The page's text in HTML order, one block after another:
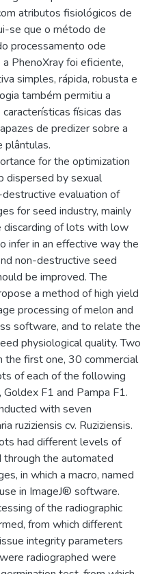
atributos fisiológicos de
se que o método de
processamento ode
PhenoXray foi eficiente,
simples, rápida, robusta e
também permitiu a
físicas das
de predizer sobre a
plântulas.
for the optimization
dispersed by sexual
evaluation of
for seed industry, mainly
discarding of lots with low
infer in an effective way the
non-destructive seed
be improved. The
a method of high yield
processing of melon and
software, and to relate the
physiological quality. Two
the first one, 30 commercial
of each of the following
F1 and Pampa F1.
with seven
ruziziensis cv. Ruziziensis.
had different levels of
the automated
in which a macro, named
in ImageJ® software.
of the radiographic
from which different
integrity parameters
radiographed were